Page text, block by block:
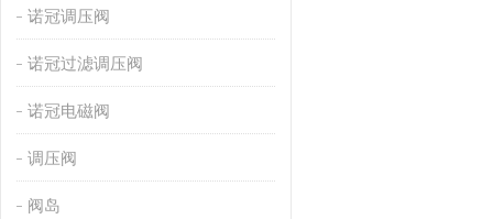
诺冠调压阀
诺冠过滤调压阀
诺冠电磁阀
调压阀
阀岛